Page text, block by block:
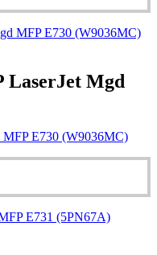
LaserJet Mgd
MFP E730 (W9036MC)